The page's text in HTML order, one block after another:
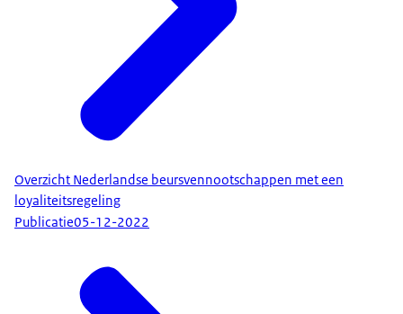
Overzicht Nederlandse beursvennootschappen met een
loyaliteitsregeling
Publicatie05-12-2022